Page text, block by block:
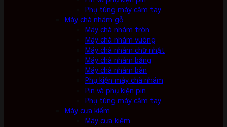
Phụ tùng máy cầm tay
Máy chà nhám gỗ
Máy chà nhám tròn
Máy chà nhám vuông
Máy chà nhám chữ nhật
Máy chà nhám băng
Máy chà nhám bàn
Phụ kiện máy chà nhám
Pin và phụ kiện pin
Phụ tùng máy cầm tay
Máy cưa kiếm
Máy cưa kiếm